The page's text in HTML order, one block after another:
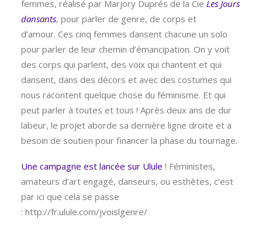
femmes, réalisé par Marjory Duprés de la Cie Les Jours
dansants, pour parler de genre, de corps et
d’amour. Ces cinq femmes dansent chacune un solo
pour parler de leur chemin d’émancipation. On y voit
des corps qui parlent, des voix qui chantent et qui
dansent, dans des décors et avec des costumes qui
nous racontent quelque chose du féminisme. Et qui
peut parler à toutes et tous ! Après deux ans de dur
labeur, le projet aborde sa dernière ligne droite et a
besoin de soutien pour financer la phase du tournage.
Une campagne est lancée sur Ulule ! Féministes,
amateurs d’art engagé, danseurs, ou esthètes, c’est
par ici que cela se passe
: http://fr.ulule.com/jvoislgenre/